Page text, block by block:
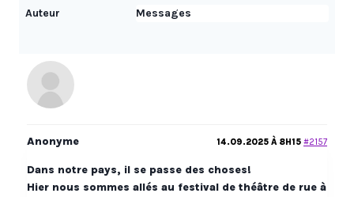
Auteur Messages
Anonyme 14.09.2025 À 8H15 #2157
Dans notre pays, il se passe des choses!
Hier nous sommes allés au festival de théâtre de rue à